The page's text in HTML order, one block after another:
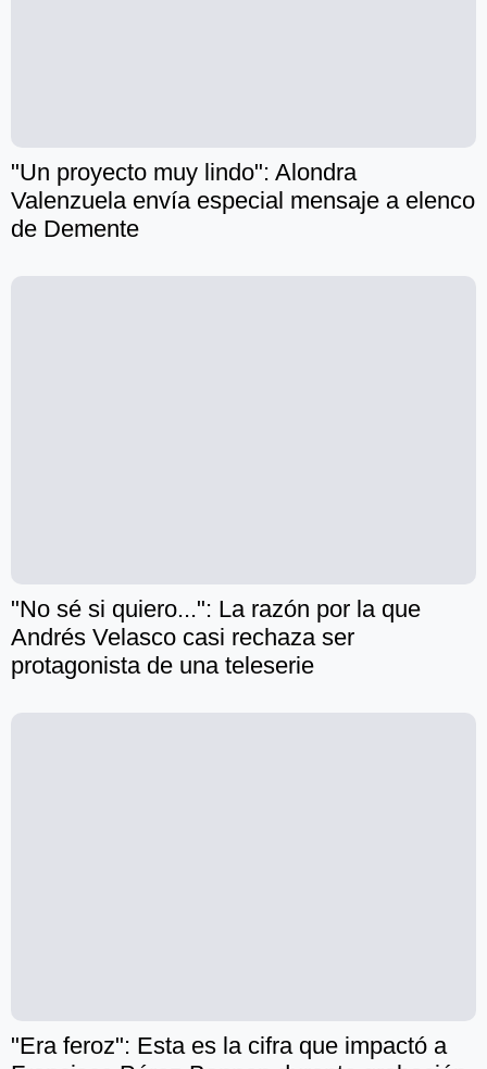
"Un proyecto muy lindo": Alondra
Valenzuela envía especial mensaje a elenco
de Demente
"No sé si quiero...": La razón por la que
Andrés Velasco casi rechaza ser
protagonista de una teleserie
"Era feroz": Esta es la cifra que impactó a